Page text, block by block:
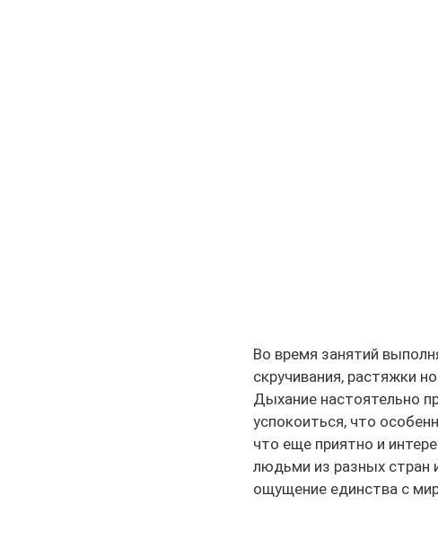
Во время занятий
скручивания, растяжки
Дыхание настоятельно
успокоиться, что
что еще приятно и
людьми из разных стран
ощущение единства с